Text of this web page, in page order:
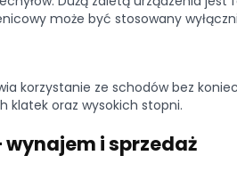
może być stosowany
korzystanie ze schodów bez
klatek oraz wysokich stopni.
wynajem i sprzedaż